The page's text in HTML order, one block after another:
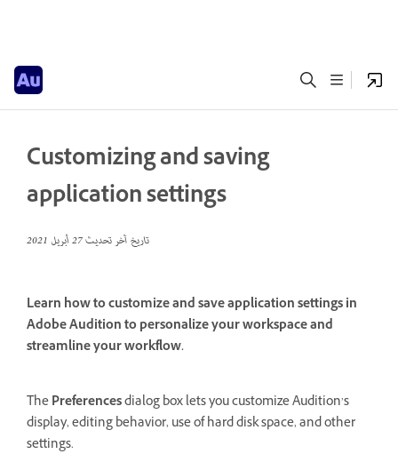
Customizing and saving
application settings
تاريخ آخر تحديث27 أبريل 2021
Learn how to customize and save application settings in
Adobe Audition to personalize your workspace and
streamline your workflow.
ThePreferencesdialog box lets you customize Audition’s
display, editing behavior, use of hard disk space, and other
settings.